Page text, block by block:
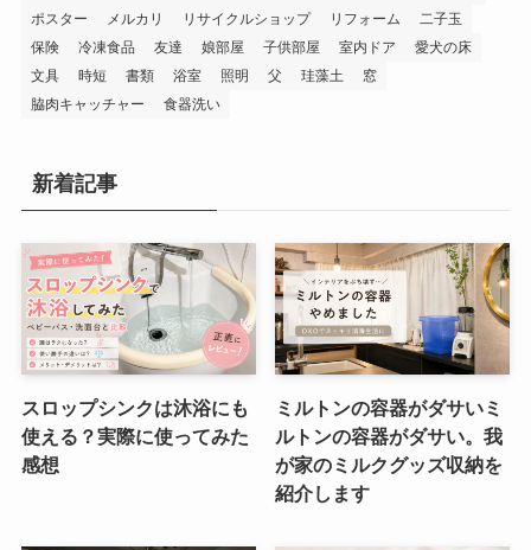
ポスター
メルカリ リサイクルショップ リフォーム
二子玉
保険
冷凍食品 友達 娘部屋 子供部屋 室内ドア
愛犬の床
文具
時短 書類 浴室 照明 父 珪藻土
窓
脇肉キャッチャー
食器洗い
新着記事
スロップシンクは沐浴にも
使える？実際に使ってみた
感想
ミルトンの容器がダサいミ
ルトンの容器がダサい。我
が家のミルクグッズ収納を
紹介します